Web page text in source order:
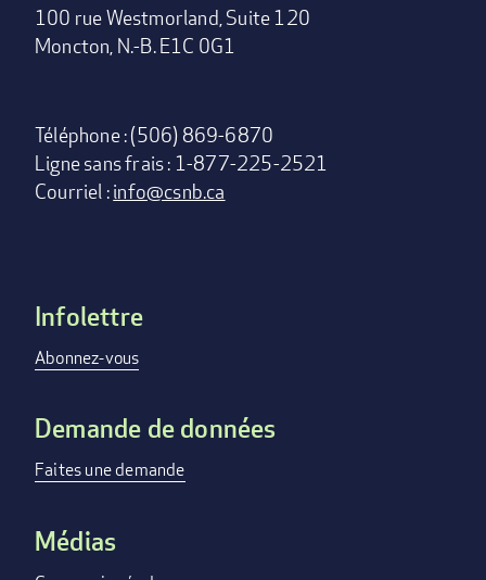
100 rue Westmorland, Suite 120
Moncton, N.-B. E1C 0G1
Téléphone : (506) 869-6870
Ligne sans frais : 1-877-225-2521
Courriel :info@csnb.ca
Footer
menu
Infolettre
Abonnez-vous
Demande de données
Faites une demande
Médias